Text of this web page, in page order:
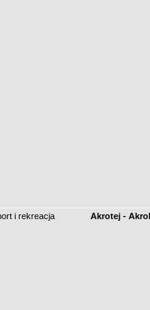
i rekreacja Akrotej -